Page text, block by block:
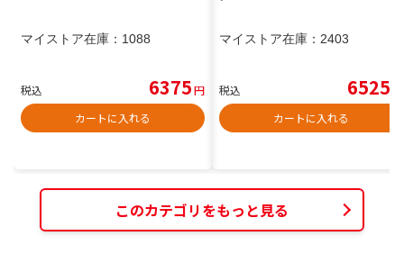
マイストア在庫： 1088
税込 6375円
カートに入れる
マイストア在庫： 2403
税込 6525
カートに入れる
このカテゴリをもっと見る